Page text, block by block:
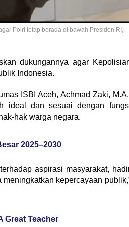
Polri tetap berada di bawah Presiden RI,
dukungannya agar
Indonesia.
ISBI Aceh, Achmad Zaki,
ideal dan sesuai dengan
hak warga negara.
2025–2030
aspirasi masyarakat,
kepercayaan
Great Teacher